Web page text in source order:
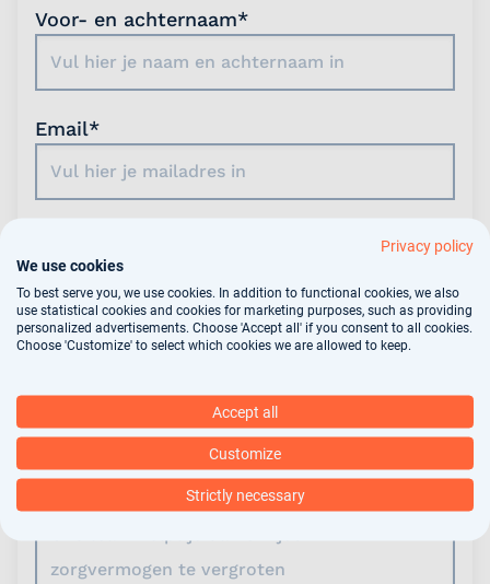
Voor- en achternaam*
Email*
Woonplaats*
(optioneel)
Privacy policy
We use cookies
To best serve you, we use cookies. In addition to functional cookies, we also
use statistical cookies and cookies for marketing purposes, such as providing
personalized advertisements. Choose 'Accept all' if you consent to all cookies.
Choose 'Customize' to select which cookies we are allowed to keep.
Accept all
Customize
Strictly necessary